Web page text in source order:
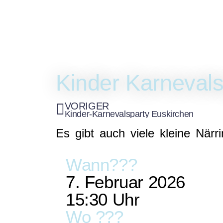
Kinder
VORIGER
Kinder-Karnevalsparty Euskirchen
Es gibt auch viele kleine
Wann???
7. Februar 2026
15:30 Uhr
Wo ???